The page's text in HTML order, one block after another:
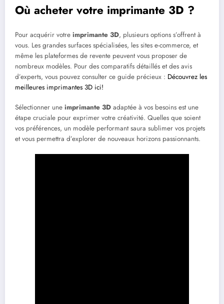
Où acheter votre imprimante 3D ?
Pour acquérir votre imprimante 3D, plusieurs options s’offrent à
vous. Les grandes surfaces spécialisées, les sites e-commerce, et
même les plateformes de revente peuvent vous proposer de
nombreux modèles. Pour des comparatifs détaillés et des avis
d’experts, vous pouvez consulter ce guide précieux : Découvrez les
meilleures imprimantes 3D ici!
Sélectionner une imprimante 3D adaptée à vos besoins est une
étape cruciale pour exprimer votre créativité. Quelles que soient
vos préférences, un modèle performant saura sublimer vos projets
et vous permettra d’explorer de nouveaux horizons passionnants.